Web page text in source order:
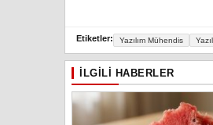
Etiketler: Yazılım Mühendis
İLGILI HABERLER